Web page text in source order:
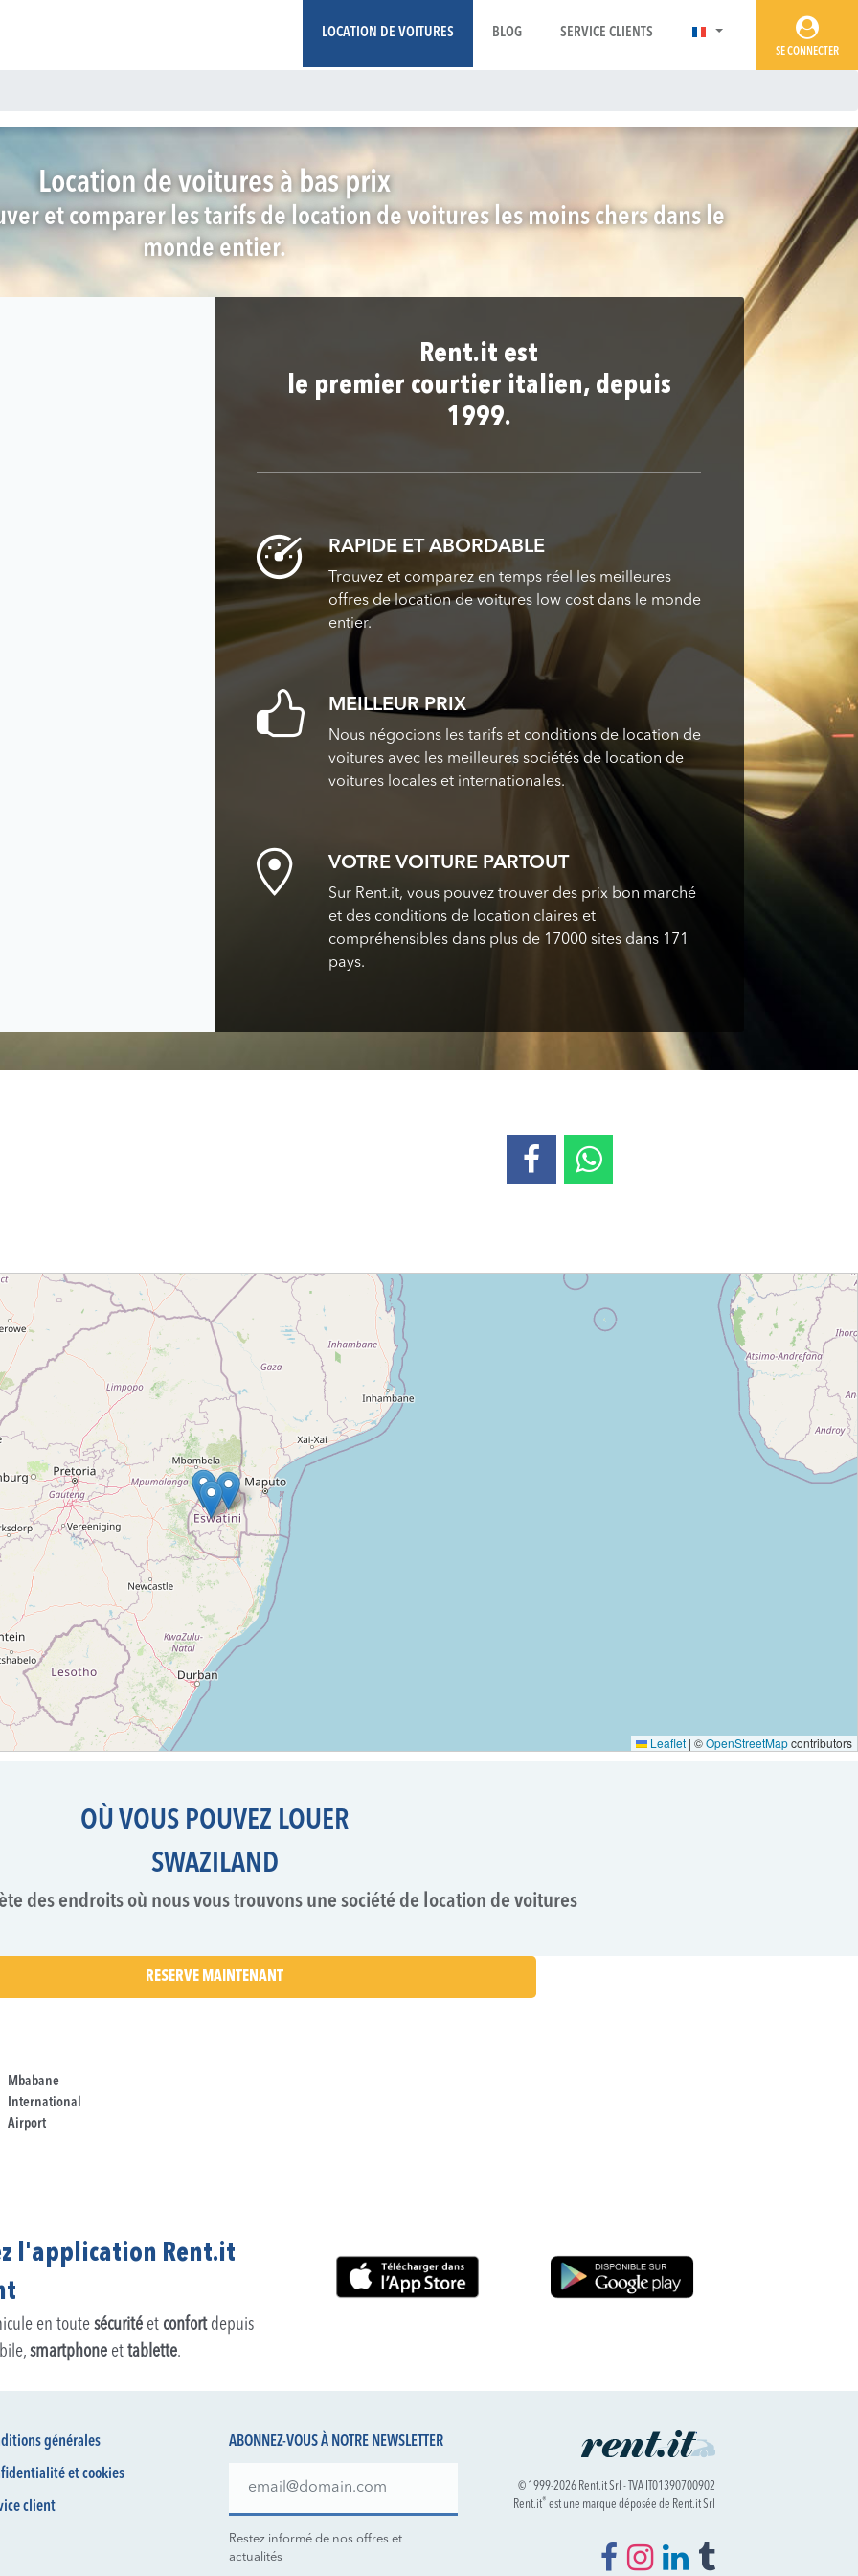
LOCATION DE VOITURES BLOG SERVICE CLIENTS
SE CONNECTER
Location de voitures à bas prix
et comparer les tarifs de location de voitures les moins chers dans le
monde entier.
Rent.it est
le premier courtier italien, depuis
1999.
RAPIDE ET ABORDABLE
Trouvez et comparez en temps réel les meilleures
offres de location de voitures low cost dans le monde
entier.
MEILLEUR PRIX
Nous négocions les tarifs et conditions de location de
voitures avec les meilleures sociétés de location de
voitures locales et internationales.
VOTRE VOITURE PARTOUT
Sur Rent.it, vous pouvez trouver des prix bon marché
et des conditions de location claires et
compréhensibles dans plus de 17000 sites dans 171
pays.
Leaflet | ©OpenStreetMapcontributors
OÙ VOUS POUVEZ LOUER
SWAZILAND
des endroits où nous vous trouvons une société de location de voitures
RESERVE MAINTENANT
Mbabane
International
Airport
l'application Rent.it
en toute sécuritéet confortdepuis
smartphoneet tablette.
générales
et cookies
client
ABONNEZ-VOUS À NOTRE NEWSLETTER
Restez informé de nos offres et
actualités
© 1999-2026 Rent.it Srl - TVA IT01390700902
Rent.it® est une marque déposée de Rent.it Srl